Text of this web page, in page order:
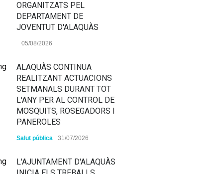
ORGANITZATS PEL
DEPARTAMENT DE
JOVENTUT D'ALAQUÀS
05/08/2026
ALAQUÀS CONTINUA
REALITZANT ACTUACIONS
SETMANALS DURANT TOT
L'ANY PER AL CONTROL DE
MOSQUITS, ROSEGADORS I
PANEROLES
Salut pública 31/07/2026
L'AJUNTAMENT D'ALAQUÀS